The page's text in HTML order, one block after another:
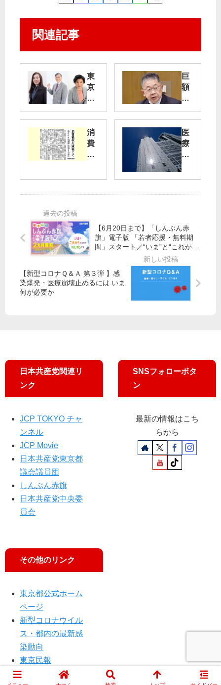
関連記事
東
京
・
市
長
選
表
巨
額
損
政
府
の
責
任
大
消
費
税
税
そ
医
療
体
制
を
【6月20日まで】「しんぶん赤
旗」電子版 「若者応援・無料期
間」スタート／“いま”と“これか
ら”知ることができる
【新型コロナＱ＆Ａ 第３弾 】感
染爆発・医療崩壊止めるには いま
何が必要か
日本共産党関連リ
ンク
JCP TOKYO チャ
ンネル
JCP Movie
日本共産党東京都
議会議員団
しんぶん赤旗
日本共産党中央委
員会
その他のリンク
東京都公式ホーム
ページ
新型コロナウイル
ス・都内の最新感
染動向
東京民報
SNSフォローボタ
ン
最新の情報はこち
らから